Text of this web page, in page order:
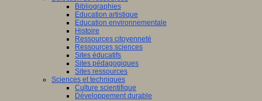
Bibliographies
Education artistique
Education environnementale
Histoire
Ressources citoyenneté
Ressources sciences
Sites éducatifs
Sites pédagogiques
Sites ressources
Sciences et techniques
Culture scientifique
Développement durable